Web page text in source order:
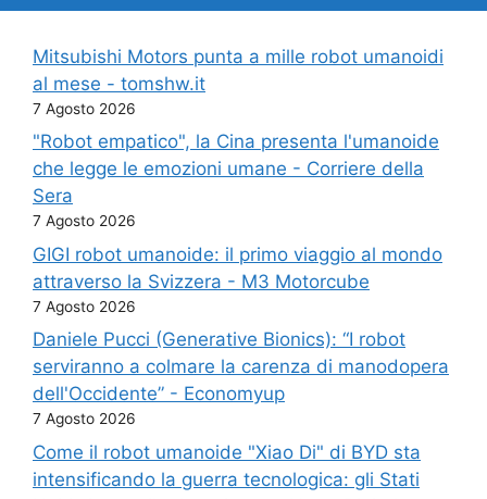
Mitsubishi Motors punta a mille robot umanoidi
al mese - tomshw.it
7 Agosto 2026
"Robot empatico", la Cina presenta l'umanoide
che legge le emozioni umane - Corriere della
Sera
7 Agosto 2026
GIGI robot umanoide: il primo viaggio al mondo
attraverso la Svizzera - M3 Motorcube
7 Agosto 2026
Daniele Pucci (Generative Bionics): “I robot
serviranno a colmare la carenza di manodopera
dell'Occidente” - Economyup
7 Agosto 2026
Come il robot umanoide "Xiao Di" di BYD sta
intensificando la guerra tecnologica: gli Stati